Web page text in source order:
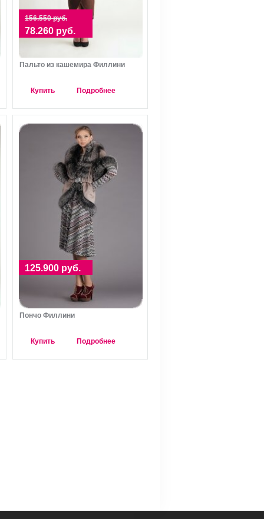
156.550 руб.
78.260 руб.
Пальто из кашемира Филлини
Купить Подробнее
125.900 руб.
Пончо Филлини
Купить Подробнее